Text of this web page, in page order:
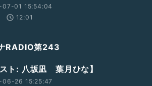
07-01 15:54:04
12:01
RADIO第243
スト: 八坂凪 葉月ひな】
06-26 15:25:47